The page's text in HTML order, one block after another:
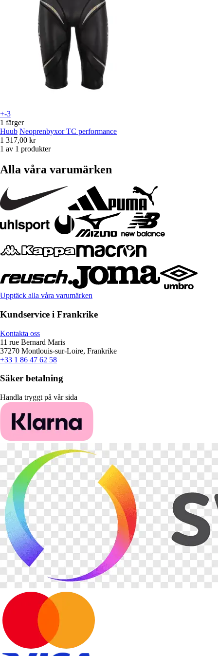
+-3
1 färger
Huub Neoprenbyxor TC performance
1 317,00 kr
1 av 1 produkter
Alla våra varumärken
Upptäck alla våra varumärken
Kundservice i Frankrike
Kontakta oss
11 rue Bernard Maris
37270 Montlouis-sur-Loire, Frankrike
+33 1 86 47 62 58
Säker betalning
Handla tryggt på vår sida